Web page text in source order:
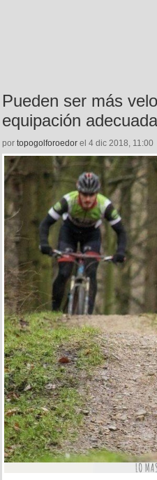
Pueden ser más
equipación adecuada
por topogolforoedor el 4 dic 2018, 11:00